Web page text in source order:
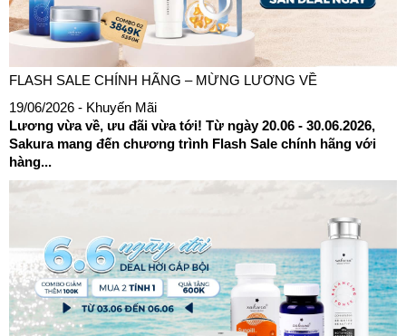
FLASH SALE CHÍNH HÃNG – MỪNG LƯƠNG VỀ
19/06/2026 - Khuyến Mãi
Lương vừa về, ưu đãi vừa tới! Từ ngày 20.06 - 30.06.2026,
Sakura mang đến chương trình Flash Sale chính hãng với
hàng...